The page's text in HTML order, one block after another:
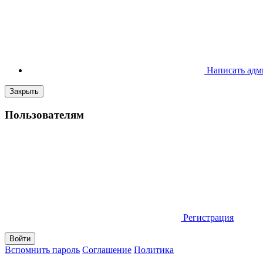
Написать
Закрыть
Пользователям
Регистрация
Вспомнить пароль Соглашение Политика